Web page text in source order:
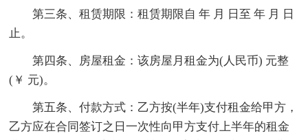
第三条、租赁期限：租赁期限自 年 月 日至 年 月 日
止。
第四条、房屋租金：该房屋月租金为(人民币) 元整
(￥ 元)。
第五条、付款方式：乙方按(半年)支付租金给甲方，
乙方应在合同签订之日一次性向甲方支付上半年的租金